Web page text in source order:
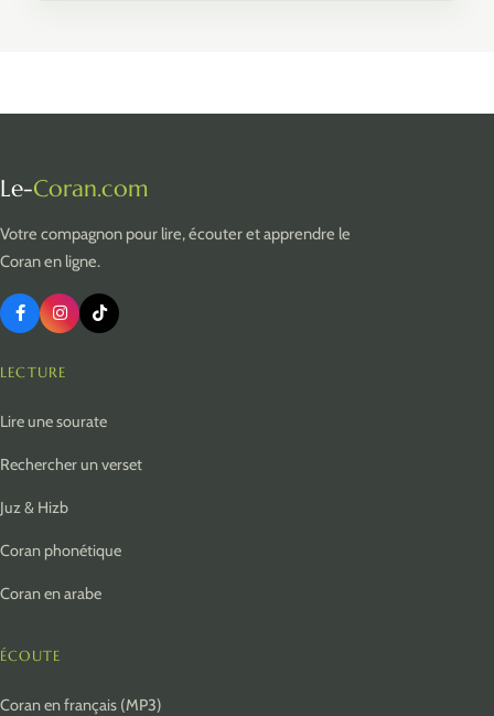
Le-Coran.com
Votre compagnon pour lire, écouter et apprendre le
Coran en ligne.
LECTURE
Lire une sourate
Rechercher un verset
Juz & Hizb
Coran phonétique
Coran en arabe
ÉCOUTE
Coran en français (MP3)